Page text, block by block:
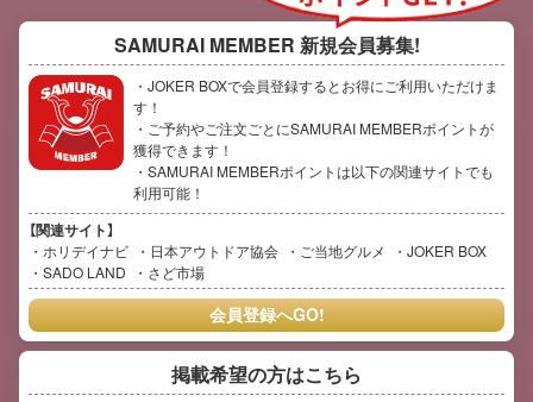
SAMURAI MEMBER 新規会員募集!
・JOKER BOXで会員登録するとお得にご利用いただけま
す！
・ご予約やご注文ごとにSAMURAI MEMBERポイントが
獲得できます！
・SAMURAI MEMBERポイントは以下の関連サイトでも
利用可能！
【関連サイト】
ホリデイナビ 日本アウトドア協会 ご当地グルメ
JOKER BOX
SADO LAND
さど市場
会員登録へGO!
掲載希望の方はこちら